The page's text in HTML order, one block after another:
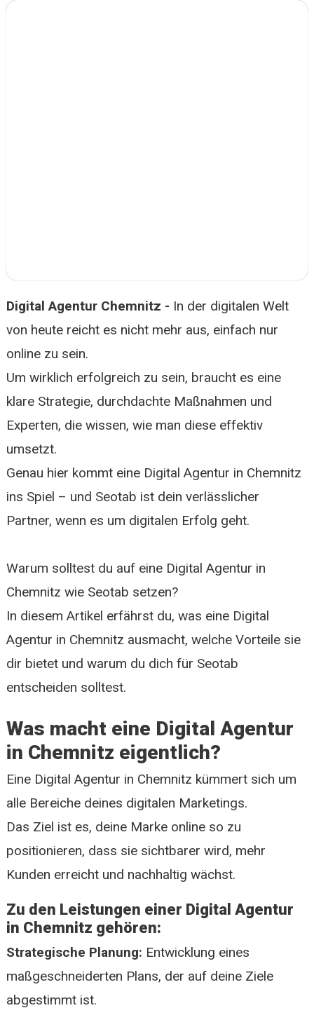
Digital Agentur Chemnitz - In der digitalen Welt
von heute reicht es nicht mehr aus, einfach nur
online zu sein.
Um wirklich erfolgreich zu sein, braucht es eine
klare Strategie, durchdachte Maßnahmen und
Experten, die wissen, wie man diese effektiv
umsetzt.
Genau hier kommt eine Digital Agentur in Chemnitz
ins Spiel – und Seotab ist dein verlässlicher
Partner, wenn es um digitalen Erfolg geht.
Warum solltest du auf eine Digital Agentur in
Chemnitz wie Seotab setzen?
In diesem Artikel erfährst du, was eine Digital
Agentur in Chemnitz ausmacht, welche Vorteile sie
dir bietet und warum du dich für Seotab
entscheiden solltest.
Was macht eine Digital Agentur
in Chemnitz eigentlich?
Eine Digital Agentur in Chemnitz kümmert sich um
alle Bereiche deines digitalen Marketings.
Das Ziel ist es, deine Marke online so zu
positionieren, dass sie sichtbarer wird, mehr
Kunden erreicht und nachhaltig wächst.
Zu den Leistungen einer Digital Agentur
in Chemnitz gehören:
Strategische Planung: Entwicklung eines
maßgeschneiderten Plans, der auf deine Ziele
abgestimmt ist.